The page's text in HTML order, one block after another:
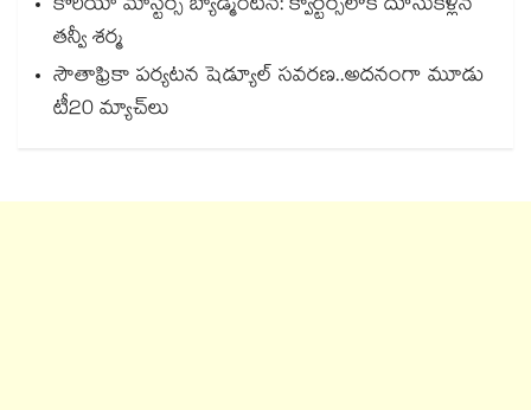
తన్వీ శర్మ
సౌతాఫ్రికా పర్యటన షెడ్యూల్ సవరణ..అదనంగా మూడు
టీ20 మ్యాచ్‌లు